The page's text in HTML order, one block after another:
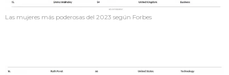
Las mujeres más poderosas del 2023 según Forbes